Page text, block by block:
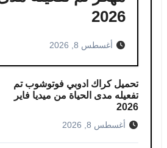
2026
أغسطس 8, 2026
تحميل كراك ادوبي فوتوشوب​ تم
تفعيله مدى الحياة من ميديا فاير
2026
أغسطس 8, 2026